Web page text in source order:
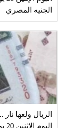
الجنيه المصري
الريال ولعها